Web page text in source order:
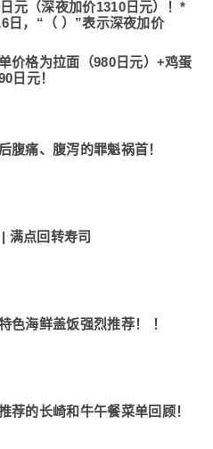
元（深夜加价1310日元）！*
日，“（ ）”表示深夜加价
价格为拉面（980日元）+鸡蛋
日元！
腹痛、腹泻的罪魁祸首！
满点回转寿司
色海鲜盖饭强烈推荐！ ！
荐的长崎和牛午餐菜单回顾！